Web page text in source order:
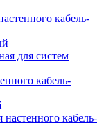
кабель-
для систем
кабель-
кабель-